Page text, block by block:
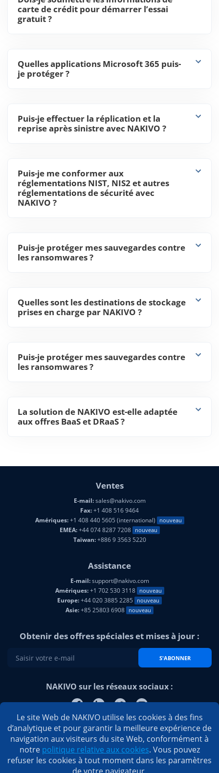
carte de crédit pour démarrer l’essai
gratuit ?
Quelles applications Microsoft 365 puis-
je protéger ?
Puis-je effectuer la réplication et la
reprise après sinistre avec NAKIVO ?
Puis-je me conformer aux
réglementations NIST, NIS2 et autres
réglementations de sécurité avec
NAKIVO ?
Puis-je protéger mes sauvegardes contre
les ransomwares ?
Quelles sont les destinations de stockage
prises en charge par NAKIVO ?
Puis-je protéger mes sauvegardes contre
les ransomwares ?
La solution de NAKIVO est-elle adaptée
aux offres BaaS et DRaaS ?
Ventes
E-mail:sales@nakivo.com
Fax:+1 408 516 9464
Amériques:+1 408 440 5605 (international) nouveau
EMEA:+44 074 8287 7208 nouveau
Taïwan:+886 9 3563 5220
Assistance
E-mail:support@nakivo.com
Amériques:+1 702 530 3118 nouveau
Europe:+44 020 3885 2285 nouveau
Asie:+85 25803 6908 nouveau
Obtenir des offres spéciales et mises à jour :
S'ABONNER
NAKIVO sur les réseaux sociaux :
Le site Web de NAKIVO utilise les cookies à des fins
d’analytique et pour garantir la meilleure expérience de
navigation aux visiteurs du site Web, conformément à
notre politique relative aux cookies. Vous pouvez
refuser les cookies à tout moment dans les paramètres